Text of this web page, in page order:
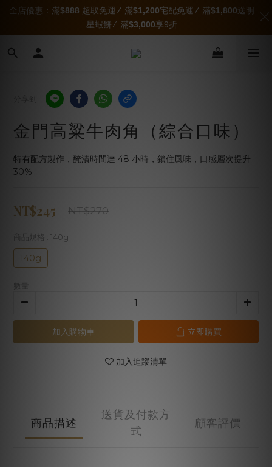
金門高粱牛肉角（綜合口味）
特有配方製作，醃漬時間達 48 小時，鎖住風味，口感層次提升
30%
NT$245 NT$270
商品規格 : 140g
140g
加入購物車 立即購買
加入追蹤清單
商品描述
送貨及付款方
式
顧客評價
全店優惠：滿$888 超取免運∕ 滿$1,200宅配免運∕ 滿$1,800送明
星蝦餅 ∕ 滿$3,000享9折